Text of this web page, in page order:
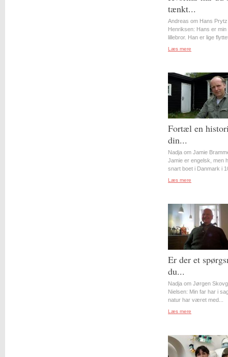
tænkt...
Andreas om Hans Prytz
Henriksen: Hans er min
lillebror. Han er lige
Læs mere
Fortæl en
din...
Nadja om Jamie
Jamie er engelsk, men
snart boet i Danmark i
Læs mere
Er der et
du...
Nadja om Jørgen
Nielsen: Min far har i
natur har været med...
Læs mere